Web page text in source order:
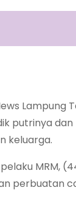
Lampung
putrinya
keluarga.
MRM,
perbuatan